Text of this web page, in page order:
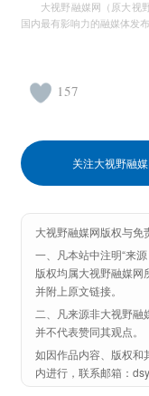
大视野融媒网（原大视
国内最有影响力的融媒体发布
157
关注大视野融
大视野融媒网版权与免
一、凡本站中注明“来
版权均属大视野融媒网
并附上原文链接。
二、凡来源非大视野融
并不代表赞同其观点。
如因作品内容、版权和
内进行，联系邮箱：